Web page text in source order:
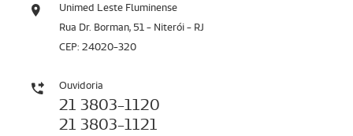
Unimed Leste Fluminense
Rua Dr. Borman, 51 - Niterói - RJ
CEP: 24020-320
Ouvidoria
21 3803-1120
21 3803-1121